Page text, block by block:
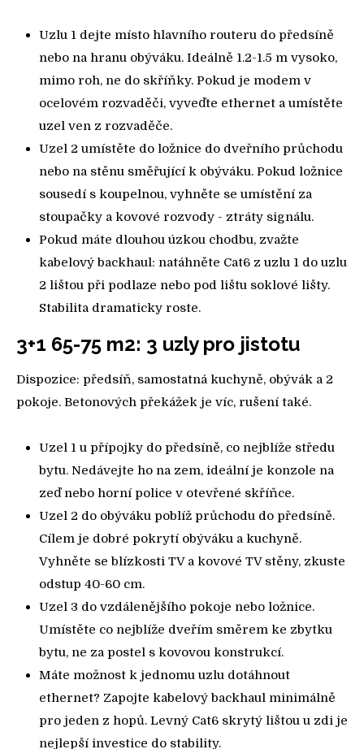
Uzlu 1 dejte místo hlavního routeru do předsíně
nebo na hranu obýváku. Ideálně 1.2-1.5 m vysoko,
mimo roh, ne do skříňky. Pokud je modem v
ocelovém rozvaděči, vyveďte ethernet a umístěte
uzel ven z rozvaděče.
Uzel 2 umístěte do ložnice do dveřního průchodu
nebo na stěnu směřující k obýváku. Pokud ložnice
sousedí s koupelnou, vyhněte se umístění za
stoupačky a kovové rozvody - ztráty signálu.
Pokud máte dlouhou úzkou chodbu, zvažte
kabelový backhaul: natáhněte Cat6 z uzlu 1 do uzlu
2 lištou při podlaze nebo pod lištu soklové lišty.
Stabilita dramaticky roste.
3+1 65-75 m2: 3 uzly pro jistotu
Dispozice: předsíň, samostatná kuchyně, obývák a 2
pokoje. Betonových překážek je víc, rušení také.
Uzel 1 u přípojky do předsíně, co nejblíže středu
bytu. Nedávejte ho na zem, ideální je konzole na
zeď nebo horní police v otevřené skříňce.
Uzel 2 do obýváku poblíž průchodu do předsíně.
Cílem je dobré pokrytí obýváku a kuchyně.
Vyhněte se blízkosti TV a kovové TV stěny, zkuste
odstup 40-60 cm.
Uzel 3 do vzdálenějšího pokoje nebo ložnice.
Umístěte co nejblíže dveřím směrem ke zbytku
bytu, ne za postel s kovovou konstrukcí.
Máte možnost k jednomu uzlu dotáhnout
ethernet? Zapojte kabelový backhaul minimálně
pro jeden z hopů. Levný Cat6 skrytý lištou u zdi je
nejlepší investice do stability.